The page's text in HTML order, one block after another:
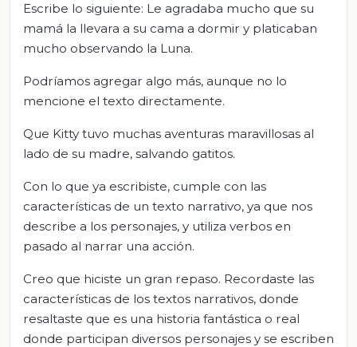
Escribe lo siguiente: Le agradaba mucho que su
mamá la llevara a su cama a dormir y platicaban
mucho observando la Luna.
Podríamos agregar algo más, aunque no lo
mencione el texto directamente.
Que Kitty tuvo muchas aventuras maravillosas al
lado de su madre, salvando gatitos.
Con lo que ya escribiste, cumple con las
características de un texto narrativo, ya que nos
describe a los personajes, y utiliza verbos en
pasado al narrar una acción.
Creo que hiciste un gran repaso. Recordaste las
características de los textos narrativos, donde
resaltaste que es una historia fantástica o real
donde participan diversos personajes y se escriben